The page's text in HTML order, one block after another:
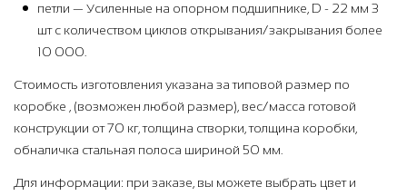
петли — Усиленные на опорном подшипнике, D - 22 мм 3
шт с количеством циклов открывания/закрывания более
10 000.
Стоимость изготовления указана за типовой размер по
коробке , (возможен любой размер), вес/масса готовой
конструкции от 70 кг, толщина створки, толщина коробки,
обналичка стальная полоса шириной 50 мм.
Для информации: при заказе, вы можете выбрать цвет и